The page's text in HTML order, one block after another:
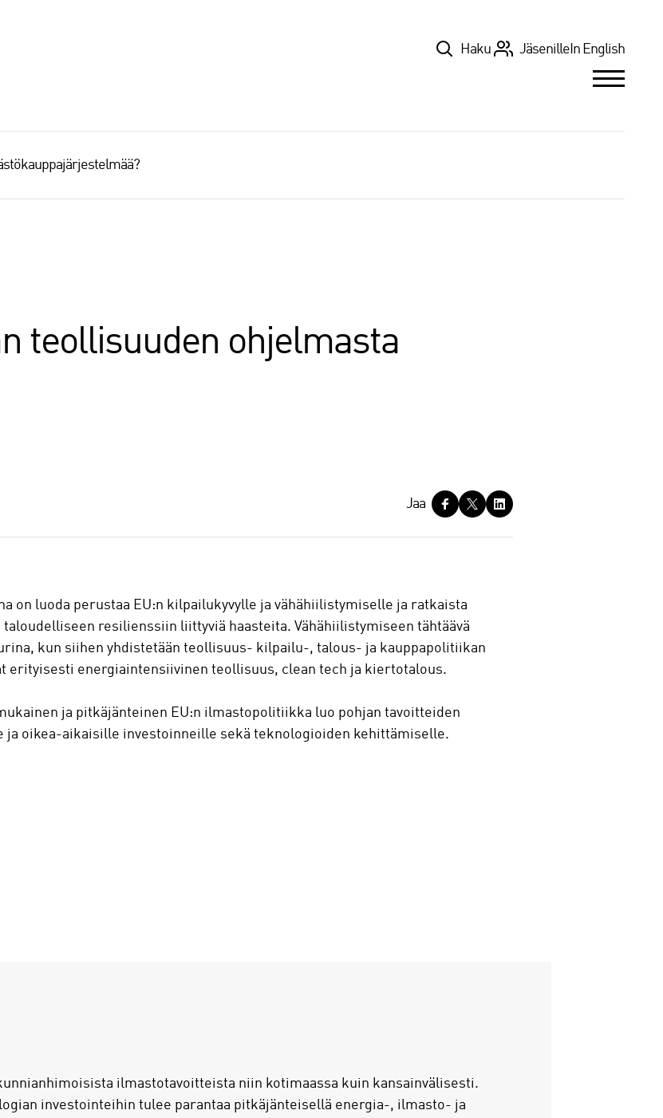
TopHaku Jäsenille In English
teollisuuden ohjelmasta
Jaa
on luoda perustaa EU:n kilpailukyvylle ja vähähiilistymiselle ja ratkaista
resilienssiin liittyviä haasteita. Vähähiilistymiseen tähtäävä
kun siihen yhdistetään teollisuus- kilpailu-, talous- ja kauppapolitiikan
erityisesti energiaintensiivinen teollisuus, clean tech ja kiertotalous.
ja pitkäjänteinen EU:n ilmastopolitiikka luo pohjan tavoitteiden
oikea-aikaisille investoinneille sekä teknologioiden kehittämiselle.
ilmastotavoitteista niin kotimaassa kuin kansainvälisesti.
investointeihin tulee parantaa pitkäjänteisellä energia-, ilmasto- ja